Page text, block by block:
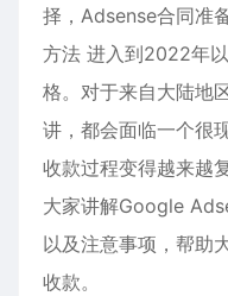
择，Adsense合同准
方法 进入到2022年
格。对于来自大陆地
讲，都会面临一个很
收款过程变得越来越
大家讲解Google
以及注意事项，帮助
收款。